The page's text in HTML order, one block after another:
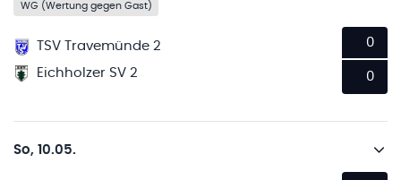
WG (Wertung gegen Gast)
TSV Travemünde 2
Eichholzer SV 2
0
0
So, 10.05.